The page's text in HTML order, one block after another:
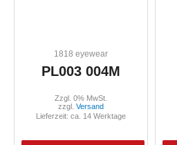
1818 eyewear
PL003 004M
Zzgl. 0% MwSt.
zzgl. Versand
Lieferzeit: ca. 14 Werktage